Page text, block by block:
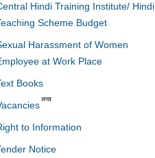
Hindi Training Institute/ Hindi
Scheme Budget
Harassment of Women
at Work Place
Books
to Information
Notice